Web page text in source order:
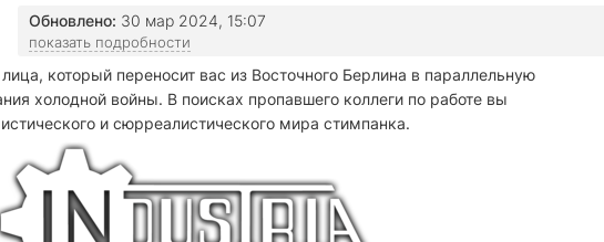
Обновлено: 30 мар 2024, 15:07
показать подробности
который переносит вас из Восточного Берлина в параллельную
холодной войны. В поисках пропавшего коллеги по работе вы
и сюрреалистического мира стимпанка.